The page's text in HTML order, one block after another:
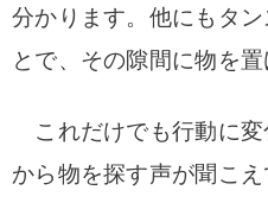
分かります。 他にもタ
とで、その隙間に物を置
これだけでも行動に変
から物を探す声が聞こ